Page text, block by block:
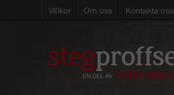
Villkor Om oss Kontakta oss